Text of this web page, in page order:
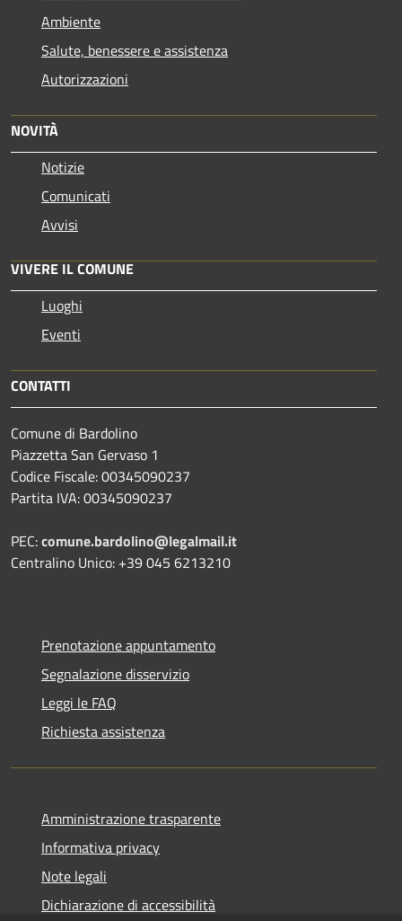
Ambiente
Salute, benessere e assistenza
Autorizzazioni
NOVITÀ
Notizie
Comunicati
Avvisi
VIVERE IL COMUNE
Luoghi
Eventi
CONTATTI
Comune di Bardolino
Piazzetta San Gervaso 1
Codice Fiscale: 00345090237
Partita IVA: 00345090237
PEC:comune.bardolino@legalmail.it
Centralino Unico: +39 045 6213210
Prenotazione appuntamento
Segnalazione disservizio
Leggi le FAQ
Richiesta assistenza
Amministrazione trasparente
Informativa privacy
Note legali
Dichiarazione di accessibilità